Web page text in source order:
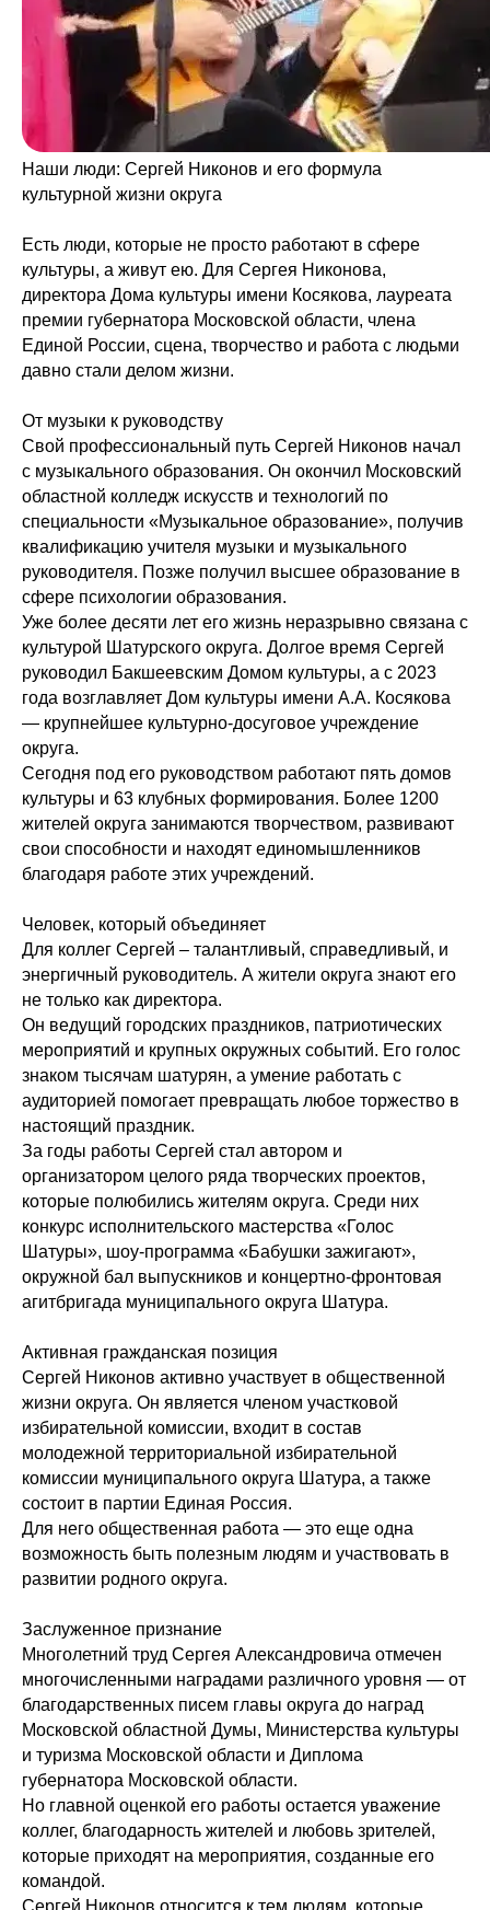
Наши люди: Сергей Никонов и его формула
культурной жизни округа
Есть люди, которые не просто работают в сфере
культуры, а живут ею. Для Сергея Никонова,
директора Дома культуры имени Косякова, лауреата
премии губернатора Московской области, члена
Единой России, сцена, творчество и работа с людьми
давно стали делом жизни.
От музыки к руководству
Свой профессиональный путь Сергей Никонов начал
с музыкального образования. Он окончил Московский
областной колледж искусств и технологий по
специальности «Музыкальное образование», получив
квалификацию учителя музыки и музыкального
руководителя. Позже получил высшее образование в
сфере психологии образования.
Уже более десяти лет его жизнь неразрывно связана с
культурой Шатурского округа. Долгое время Сергей
руководил Бакшеевским Домом культуры, а с 2023
года возглавляет Дом культуры имени А.А. Косякова
— крупнейшее культурно-досуговое учреждение
округа.
Сегодня под его руководством работают пять домов
культуры и 63 клубных формирования. Более 1200
жителей округа занимаются творчеством, развивают
свои способности и находят единомышленников
благодаря работе этих учреждений.
Человек, который объединяет
Для коллег Сергей – талантливый, справедливый, и
энергичный руководитель. А жители округа знают его
не только как директора.
Он ведущий городских праздников, патриотических
мероприятий и крупных окружных событий. Его голос
знаком тысячам шатурян, а умение работать с
аудиторией помогает превращать любое торжество в
настоящий праздник.
За годы работы Сергей стал автором и
организатором целого ряда творческих проектов,
которые полюбились жителям округа. Среди них
конкурс исполнительского мастерства «Голос
Шатуры», шоу-программа «Бабушки зажигают»,
окружной бал выпускников и концертно-фронтовая
агитбригада муниципального округа Шатура.
Активная гражданская позиция
Сергей Никонов активно участвует в общественной
жизни округа. Он является членом участковой
избирательной комиссии, входит в состав
молодежной территориальной избирательной
комиссии муниципального округа Шатура, а также
состоит в партии Единая Россия.
Для него общественная работа — это еще одна
возможность быть полезным людям и участвовать в
развитии родного округа.
Заслуженное признание
Многолетний труд Сергея Александровича отмечен
многочисленными наградами различного уровня — от
благодарственных писем главы округа до наград
Московской областной Думы, Министерства культуры
и туризма Московской области и Диплома
губернатора Московской области.
Но главной оценкой его работы остается уважение
коллег, благодарность жителей и любовь зрителей,
которые приходят на мероприятия, созданные его
командой.
Сергей Никонов относится к тем людям, которые